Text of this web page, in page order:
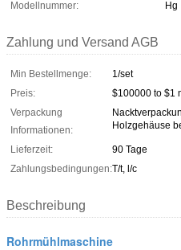
Modellnummer:
Hg
Zahlung und Versand AGB
Min Bestellmenge:
1/set
Preis:
$100000 to $1
Verpackung
Informationen:
Holzgehäuse
Lieferzeit:
90 Tage
Zahlungsbedingungen:T/t, l/c
Beschreibung
Rohrmühlmaschine